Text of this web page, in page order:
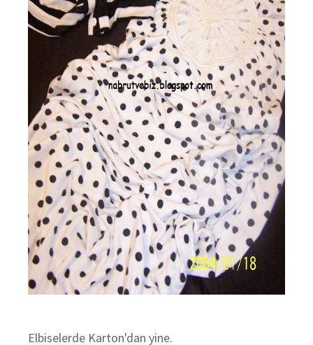
Elbiselerde Karton'dan yine.